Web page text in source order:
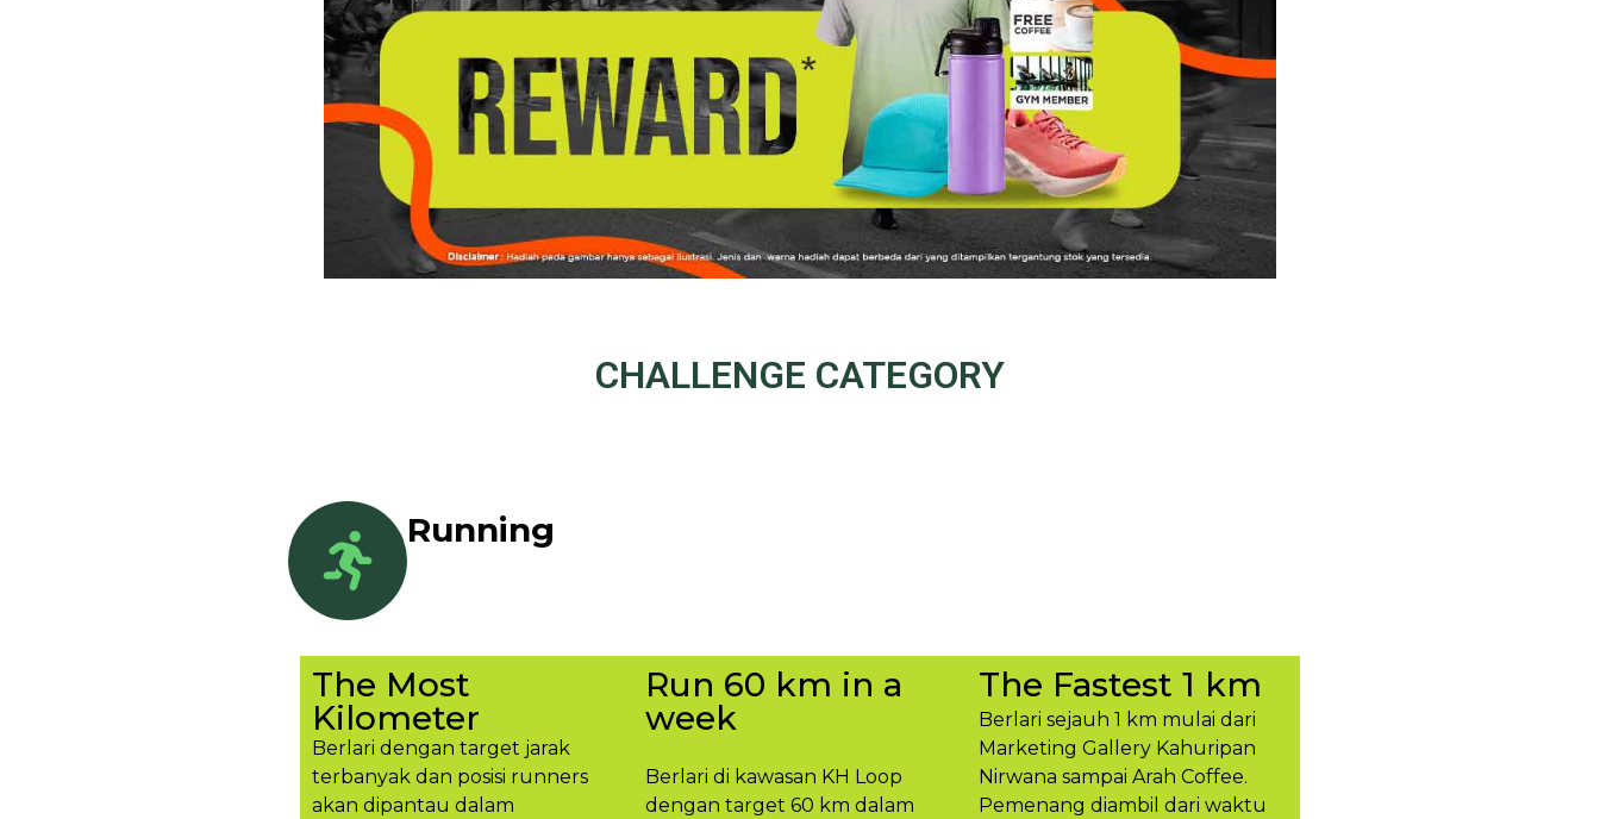
CHALLENGE CATEGORY
Running
The Most
Kilometer
Berlari dengan target jarak
terbanyak dan posisi runners
akan dipantau dalam
Run 60 km in a
week
Berlari di kawasan KH Loop
dengan target 60 km dalam
The Fastest 1 km
Berlari sejauh 1 km mulai dari
Marketing Gallery Kahuripan
Nirwana sampai Arah Coffee.
Pemenang diambil dari waktu